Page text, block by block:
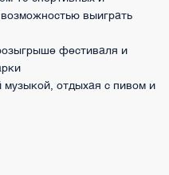
выиграть
фестиваля и
музыкой, отдыхая с пивом и